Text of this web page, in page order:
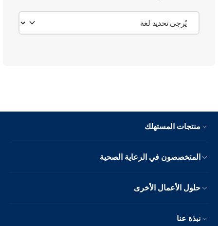
منتجات المستهلك
المتخصصون في الرعاية الصحية
حلول الأعمال الأخرى
نبذة عنا